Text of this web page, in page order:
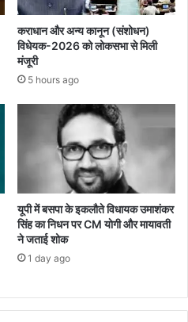
कराधान और अन्य कानून (संशोधन)
विधेयक-2026 को लोकसभा से मिली
मंजूरी
5 hours ago
यूपी में बसपा के इकलौते विधायक उमाशंकर
सिंह का निधन पर CM याेगी और मायावती
ने जताई शोक
1 day ago